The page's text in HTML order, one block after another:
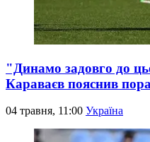
"Динамо задовго до
Караваєв пояснив
04 травня, 11:00 Україна